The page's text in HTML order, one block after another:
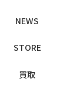
NEWS
STORE
買取